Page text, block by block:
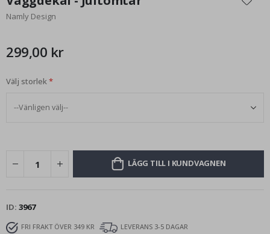
början
av
Namly Design
299,00 kr
Välj storlek
LÄGG TILL I KUNDVAGNEN
ID 3967
FRI FRAKT ÖVER 349 KR
LEVERANS 3-5 DAGAR